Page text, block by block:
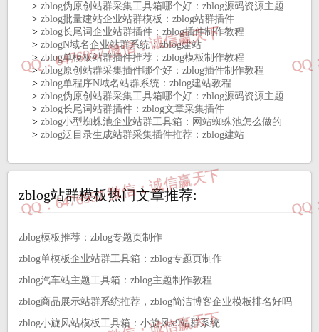
> zblog伪原创站群采集工具箱哪个好：zblog源码资源主题
> zblog批量建站企业站群模板：zblog站群插件
> zblog长尾词企业站群插件：zblog插件制作教程
> zblogN域名企业站群系统：zblog建站
>zblog单模板站群插件推荐：zblog模板制作教程
>zblog原创站群采集插件哪个好：zblog插件制作教程
> zblog单程序N域名站群系统：zblog建站教程
> zblog伪原创站群采集工具箱哪个好：zblog源码资源主题
> zblog长尾词站群插件：zblog文章采集插件
> zblog小型蜘蛛池企业站群工具箱：网站蜘蛛池怎么做的
> zblog泛目录生成站群采集插件推荐：zblog建站
zblog站群模板热门文章推荐:
zblog模板推荐：zblog专题页制作
zblog单模板企业站群工具箱：zblog专题页制作
zblog汽车站主题工具箱：zblog主题制作教程
zblog商品展示站群系统推荐，zblog简洁博客企业模板排名好吗
zblog小旋风站模板工具箱：小旋风x9站群系统